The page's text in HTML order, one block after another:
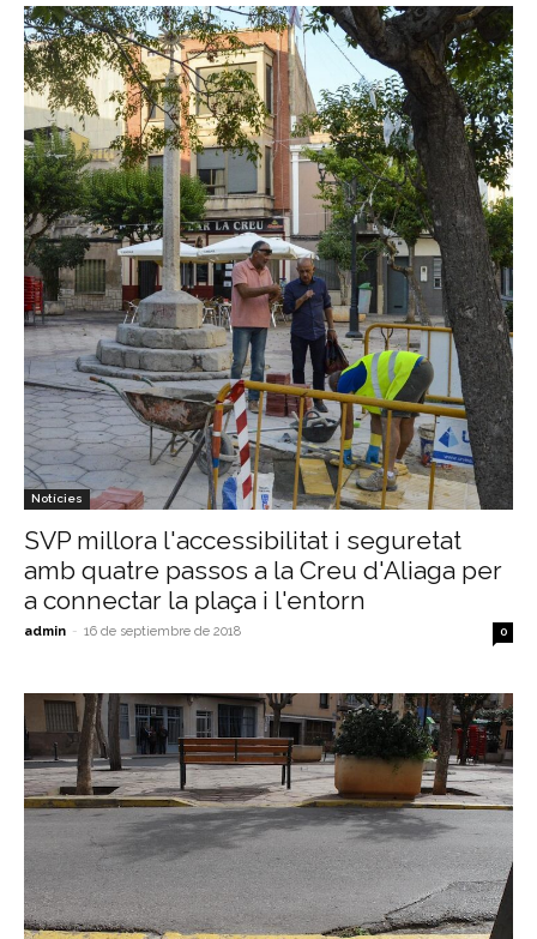
Notícies
SVP millora l'accessibilitat i seguretat
amb quatre passos a la Creu d'Aliaga per
a connectar la plaça i l'entorn
admin - 16 de septiembre de 2018 0